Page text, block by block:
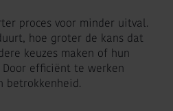
proces voor minder uitval.
hoe groter de kans dat
keuzes maken of hun
efficiënt te werken
betrokkenheid.